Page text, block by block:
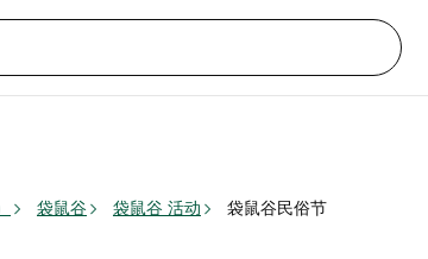
袋鼠谷 袋鼠谷 活动 袋鼠谷民俗节